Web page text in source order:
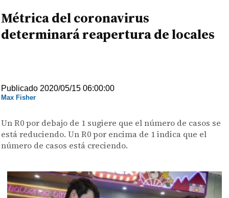
Métrica del coronavirus
determinará reapertura de locales
Publicado 2020/05/15 06:00:00
Max Fisher
Un R0 por debajo de 1 sugiere que el número de casos se
está reduciendo. Un R0 por encima de 1 indica que el
número de casos está creciendo.